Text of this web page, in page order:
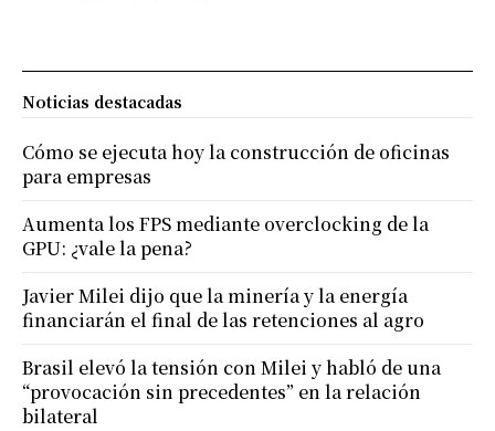
Noticias destacadas
Cómo se ejecuta hoy la construcción de oficinas
para empresas
Aumenta los FPS mediante overclocking de la
GPU: ¿vale la pena?
Javier Milei dijo que la minería y la energía
financiarán el final de las retenciones al agro
Brasil elevó la tensión con Milei y habló de una
“provocación sin precedentes” en la relación
bilateral